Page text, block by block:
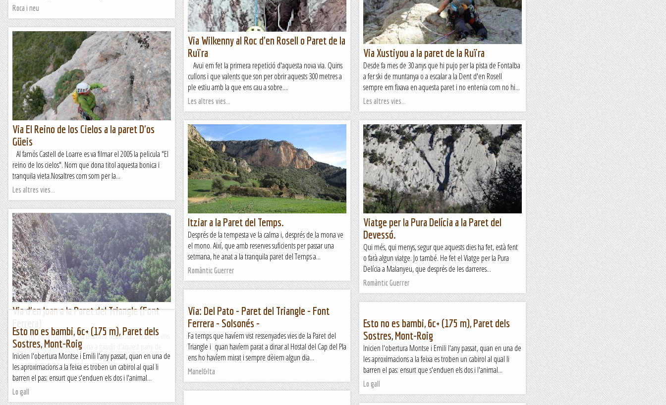
Roca i neu
Via Wilkenny al Roc d'en Rosell o Paret de la
Ruïra
Avui em fet la primera repetició d'aquesta nova via. Quins
cullons i que valents que son per obrir aquests 300 metres a
ple estiu amb la que ens cau a sobre....
Les altres vies...
Via Xustiyou a la paret de la Ruïra
Desde fa mes de 30 anys que hi pujo per la pista de Fontalba
a fer ski de muntanya o a escalar a la Dent d'en Rosell
sempre em fixava en aquesta paret i no entenia com no hi...
Les altres vies...
Via El Reino de los Cielos a la paret D'os
Güeis
Al famós Castell de Loarre es va filmar el 2005 la pelicula "El
reino de los cielos". Nom que dona titol aquesta bonica i
tranquila vieta.Nosaltres com som per la...
Les altres vies...
Itziar a la Paret del Temps.
Després de la tempesta ve la calma i, després de la mona ve
el mono. Així, que amb reserves suficients per passar una
setmana, he anat a la tranquila paret del Temps a...
Romàntic Guerrer
Viatge per la Pura Delícia a la Paret del
Devessó.
Qui més, qui menys, segur que aquests dies ha fet, està fent
o farà algun viatge. Jo també. He fet el Viatge per la Pura
Delícia a Malanyeu, que després de les darreres...
Romàntic Guerrer
Via d'en Joan a la Paret del Triangle (Font
Mentre els amics fan la via del Pato del costat, nosaltres ens
entretindrem una bona estona a gaudir d'aquest pany de
roca de qualitat.Comença per una entosta fins...
Les altres vies...
Via: Del Pato - Paret del Triangle - Font
Ferrera - Solsonés -
Fa temps que havíem vist ressenyades vies de la Paret del
Triangle i quan havíem parat a dinar al Hostal del Cap del Pla
ens ho havíem mirat i sempre dèiem algun dia...
Manel&Ita
Esto no es bambi, 6c+ (175 m), Paret dels
Sostres, Mont-Roig
Inicien l'obertura Montse i Emili l'any passat, quan en una de
les aproximacions a la feixa es troben un cabirol al qual li
barren el pas: ensurt que s'enduen els dos i l'animal...
Lo gall
Esto no es bambi, 6c+ (175 m), Paret dels
Sostres, Mont-Roig
Inicien l'obertura Montse i Emili l'any passat, quan en una de
les aproximacions a la feixa es troben un cabirol al qual li
barren el pas: ensurt que s'enduen els dos i l'animal...
Lo gall